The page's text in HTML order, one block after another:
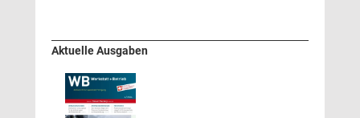
Aktuelle Ausgaben